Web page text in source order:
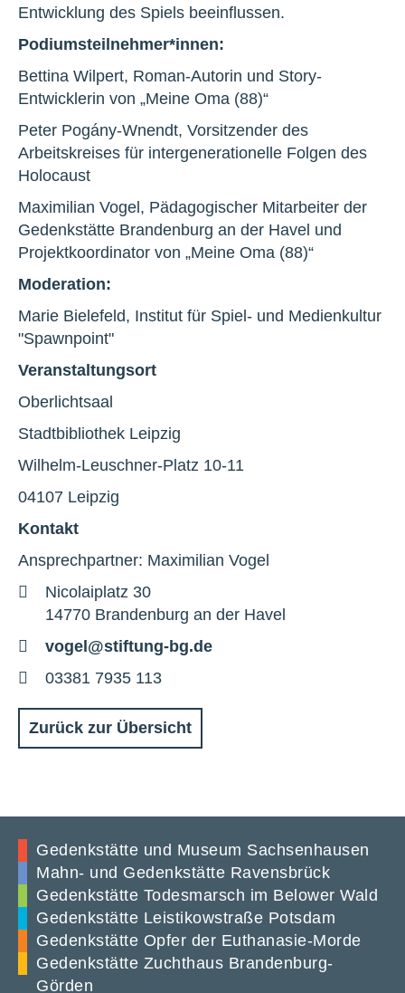
Entwicklung des Spiels beeinflussen.
Podiumsteilnehmer*innen:
Bettina Wilpert, Roman-Autorin und Story-
Entwicklerin von „Meine Oma (88)“
Peter Pogány-Wnendt, Vorsitzender des
Arbeitskreises für intergenerationelle Folgen des
Holocaust
Maximilian Vogel, Pädagogischer Mitarbeiter der
Gedenkstätte Brandenburg an der Havel und
Projektkoordinator von „Meine Oma (88)“
Moderation:
Marie Bielefeld, Institut für Spiel- und Medienkultur
"Spawnpoint"
Veranstaltungsort
Oberlichtsaal
Stadtbibliothek Leipzig
Wilhelm-Leuschner-Platz 10-11
04107 Leipzig
Kontakt
Ansprechpartner: Maximilian Vogel
Adresse
Nicolaiplatz 30
14770 Brandenburg an der Havel
E-
Mail
vogel@stiftung-bg.de
Telefon
03381 7935 113
Zurück zur Übersicht
Gedenkstätte und Museum Sachsenhausen
Mahn- und Gedenkstätte Ravensbrück
Gedenkstätte Todesmarsch im Belower Wald
Gedenkstätte Leistikowstraße Potsdam
Gedenkstätte Opfer der Euthanasie-Morde
Gedenkstätte Zuchthaus Brandenburg-
Görden